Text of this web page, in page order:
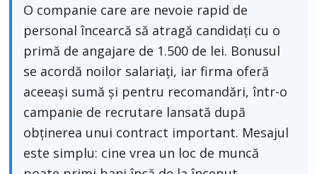
O companie care are nevoie rapid de
personal încearcă să atragă candidați cu o
primă de angajare de 1.500 de lei. Bonusul
se acordă noilor salariați, iar firma oferă
aceeași sumă și pentru recomandări, într-o
campanie de recrutare lansată după
obținerea unui contract important. Mesajul
este simplu: cine vrea un loc de muncă